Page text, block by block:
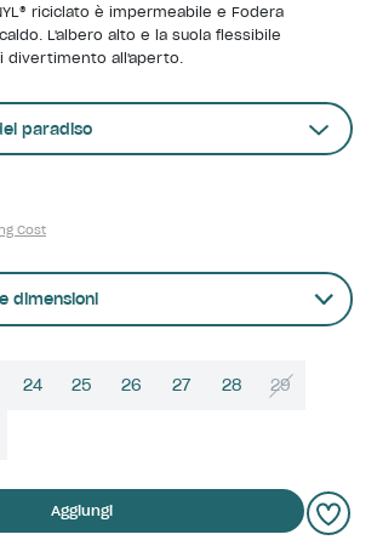
riciclato è impermeabile e Fodera
L'albero alto e la suola flessibile
divertimento all'aperto.
paradiso
Cost
dimensioni
24 25 26 27 28 29
Aggiungi